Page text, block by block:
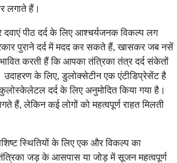
लगाते हैं।
पीठ दर्द के लिए आश्चर्यजनक विकल्प लग
पुराने दर्द में मदद कर सकते हैं, खासकर जब नसें
करती हैं कि आपका तंत्रिका तंत्र दर्द संकेतों
के लिए, डुलोक्सेटीन एक एंटीडिप्रेसेंट है
दर्द के लिए अनुमोदित किया गया है।
हैं, लेकिन कई लोगों को महत्वपूर्ण राहत मिलती
स्थितियों के लिए एक और विकल्प का
जड़ के आसपास या जोड़ में सूजन महत्वपूर्ण